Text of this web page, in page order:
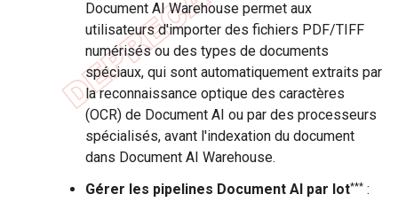
Document AI Warehouse permet aux
utilisateurs d'importer des fichiers PDF/TIFF
numérisés ou des types de documents
spéciaux, qui sont automatiquement extraits par
la reconnaissance optique des caractères
(OCR) de Document AI ou par des processeurs
spécialisés, avant l'indexation du document
dans Document AI Warehouse.
Gérer les pipelines Document AI par lot*** :